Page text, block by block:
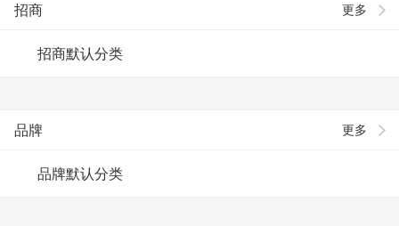
更多
招商
招商默认分类
更多
品牌
品牌默认分类